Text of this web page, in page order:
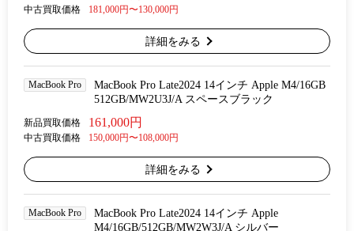
中古買取価格 181,000円〜130,000円
詳細をみる
MacBook Pro
MacBook Pro Late2024 14インチ Apple M4/16GB
512GB/MW2U3J/A スペースブラック
新品買取価格 161,000円
中古買取価格 150,000円〜108,000円
詳細をみる
MacBook Pro
MacBook Pro Late2024 14インチ Apple
M4/16GB/512GB/MW2W3J/A シルバー